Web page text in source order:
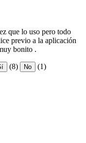
que lo uso pero todo
previo a la aplicación
bonito .
(8) No (1)